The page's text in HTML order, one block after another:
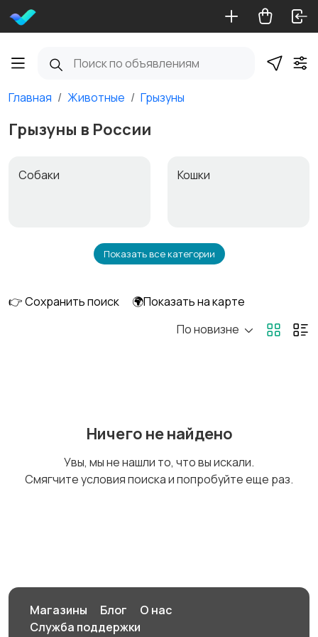
Главная Животные Грызуны
Грызуны в России
Собаки Кошки
Грызуны
С/х животные
5
Показать все категории
👉 Сохранить поиск
🌍Показать на карте
По новизне
Ничего не найдено
Увы, мы не нашли то, что вы искали.
Смягчите условия поиска и попробуйте еще раз.
Магазины Блог
О нас
Служба поддержки